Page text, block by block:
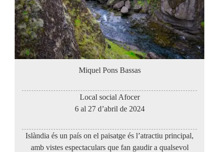
Miquel Pons Bassas
Local social Afocer
6 al 27 d’abril de 2024
Islàndia és un país on el paisatge és l’atractiu principal,
amb vistes espectaculars que fan gaudir a qualsevol